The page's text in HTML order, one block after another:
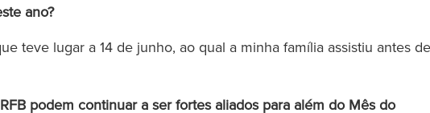
ano?
teve lugar a 14 de junho, ao qual a minha família assistiu antes de
podem continuar a ser fortes aliados para além do Mês do
(2025)